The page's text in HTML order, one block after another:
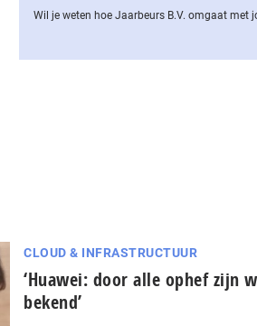
Wil je weten hoe Jaarbeurs B.V. omgaat met
CLOUD & INFRASTRUCTUUR
‘Huawei: door alle ophef zijn
bekend’